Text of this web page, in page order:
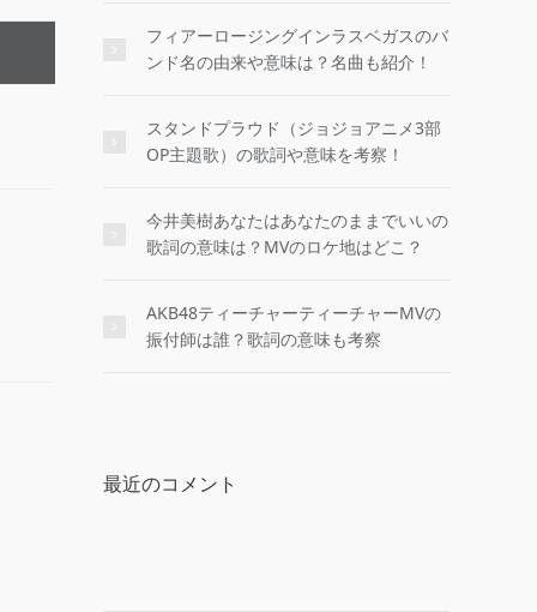
フィアーロージングインラスベガスのバ
ンド名の由来や意味は？名曲も紹介！
スタンドプラウド（ジョジョアニメ3部
OP主題歌）の歌詞や意味を考察！
今井美樹あなたはあなたのままでいいの
歌詞の意味は？MVのロケ地はどこ？
AKB48ティーチャーティーチャーMVの
振付師は誰？歌詞の意味も考察
最近のコメント